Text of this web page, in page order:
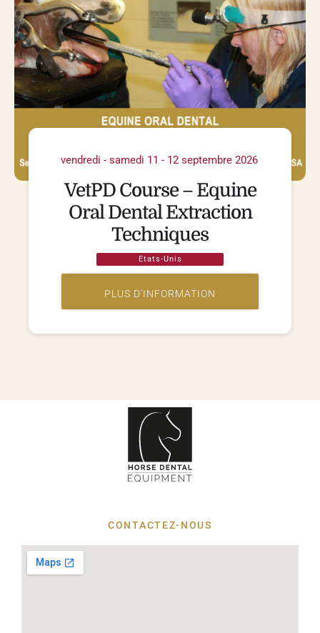
vendredi - samedi 11 - 12 septembre 2026
VetPD Course – Equine
Oral Dental Extraction
Techniques
Etats-Unis
CONTACTEZ-NOUS